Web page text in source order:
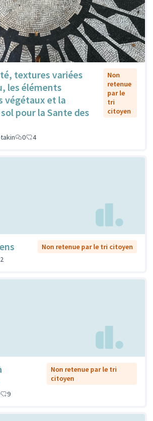
textures variées
les éléments
végétaux et la
pour la Sante des
Non
retenue
par le
tri
citoyen
0 4
Non retenue par le tri citoyen
2
Non retenue par le tri
citoyen
9